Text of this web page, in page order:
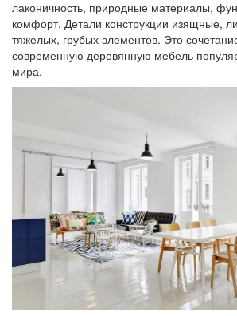
лаконичность, природные материалы,
комфорт. Детали конструкции изящные,
тяжелых, грубых элементов. Это
современную деревянную мебель
мира.